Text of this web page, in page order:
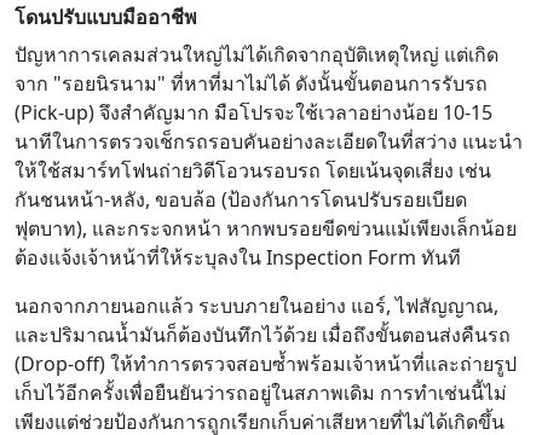
โดนปรับแบบมืออาชีพ
ปัญหาการเคลมส่วนใหญ่ไม่ได้เกิดจากอุบัติเหตุใหญ่ แต่เกิด
จาก "รอยนิรนาม" ที่หาที่มาไม่ได้ ดังนั้นขั้นตอนการรับรถ
(Pick-up) จึงสำคัญมาก มือโปรจะใช้เวลาอย่างน้อย 10-15
นาทีในการตรวจเช็กรถรอบคันอย่างละเอียดในที่สว่าง แนะนำ
ให้ใช้สมาร์ทโฟนถ่ายวิดีโอวนรอบรถ โดยเน้นจุดเสี่ยง เช่น
กันชนหน้า-หลัง, ขอบล้อ (ป้องกันการโดนปรับรอยเบียด
ฟุตบาท), และกระจกหน้า หากพบรอยขีดข่วนแม้เพียงเล็กน้อย
ต้องแจ้งเจ้าหน้าที่ให้ระบุลงใน Inspection Form ทันที
นอกจากภายนอกแล้ว ระบบภายในอย่าง แอร์, ไฟสัญญาณ,
และปริมาณน้ำมันก็ต้องบันทึกไว้ด้วย เมื่อถึงขั้นตอนส่งคืนรถ
(Drop-off) ให้ทำการตรวจสอบซ้ำพร้อมเจ้าหน้าที่และถ่ายรูป
เก็บไว้อีกครั้งเพื่อยืนยันว่ารถอยู่ในสภาพเดิม การทำเช่นนี้ไม่
เพียงแต่ช่วยป้องกันการถูกเรียกเก็บค่าเสียหายที่ไม่ได้เกิดขึ้น